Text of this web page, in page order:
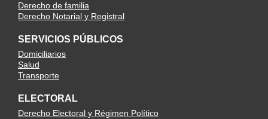
Derecho de familia
Derecho Notarial y Registral
SERVICIOS PÚBLICOS
Domiciliarios
Salud
Transporte
ELECTORAL
Derecho Electoral y Régimen Político